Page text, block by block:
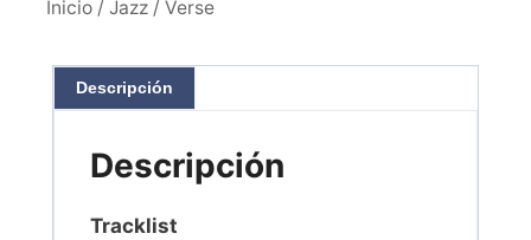
Inicio / Jazz / Verse
Descripción
Descripción
Tracklist